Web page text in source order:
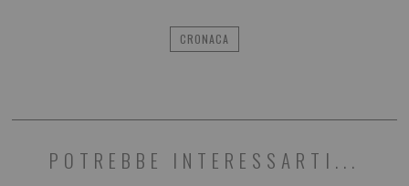
CRONACA
POTREBBE INTERESSARTI...